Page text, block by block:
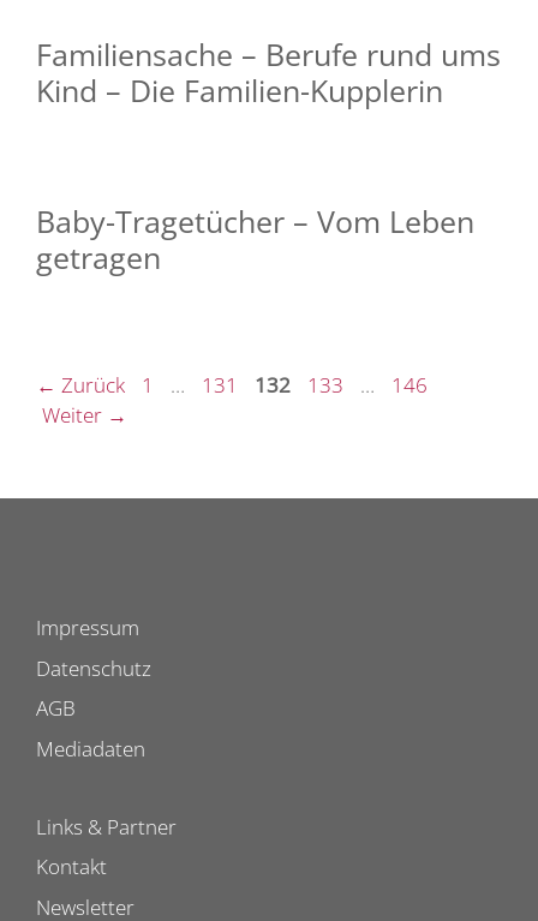
Familiensache – Berufe rund ums
Kind – Die Familien-Kupplerin
Baby-Tragetücher – Vom Leben
getragen
← Zurück Seite
1 … Seite
131 Seite
132 Seite
133 … Seite
146
Weiter →
Impressum
Datenschutz
AGB
Mediadaten
Links & Partner
Kontakt
Newsletter